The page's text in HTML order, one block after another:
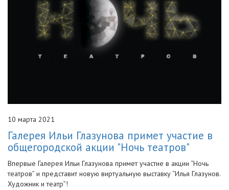
10 марта 2021
Галерея Ильи Глазунова примет участие в
общегородской акции "Ночь театров"
Впервые Галерея Ильи Глазунова примет участие в акции “Ночь
театров” и представит новую виртуальную выставку “Илья Глазунов.
Художник и театр”!